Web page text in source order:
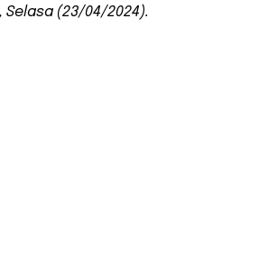
(23/04/2024).